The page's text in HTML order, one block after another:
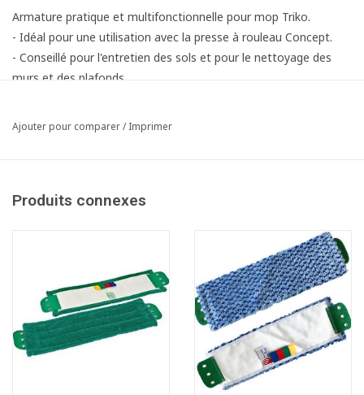
Armature pratique et multifonctionnelle pour mop Triko.
- Idéal pour une utilisation avec la presse à rouleau Concept.
- Conseillé pour l'entretien des sols et pour le nettoyage des
murs et des plafonds.
Ajouter pour comparer/Imprimer
Produits connexes